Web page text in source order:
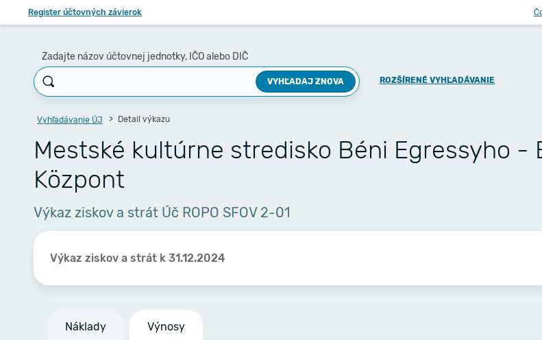
Register účtovných závierok
Zadajte názov účtovnej jednotky, IČO alebo DIČ
VYHĽADAJ ZNOVA ROZŠÍRENÉ VYHĽADÁVANIE
Vyhľadávanie ÚJ Detail výkazu
Mestské kultúrne stredisko Béni Egressyho -
Központ
Výkaz ziskov a strát Úč ROPO SFOV 2-01
Výkaz ziskov a strát k 31.12.2024
Náklady Výnosy